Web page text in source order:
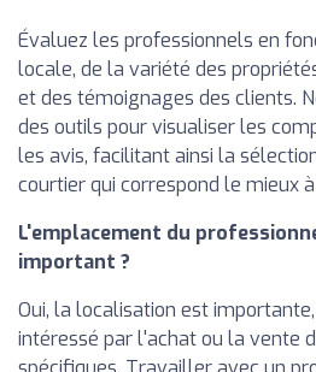
Évaluez les professionnels en
locale, de la variété des
et des témoignages des clients.
des outils pour visualiser les
les avis, facilitant ainsi la
courtier qui correspond le mieux
L'emplacement du
important ?
Oui, la localisation est
intéressé par l'achat ou la vente